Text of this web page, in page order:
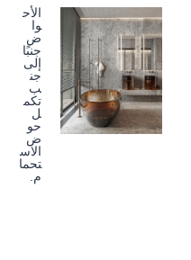
الأح
وا
ض
جنبًا
إلى
جن
ب
تكم
ل
حو
ض
الاس
تحما
م.